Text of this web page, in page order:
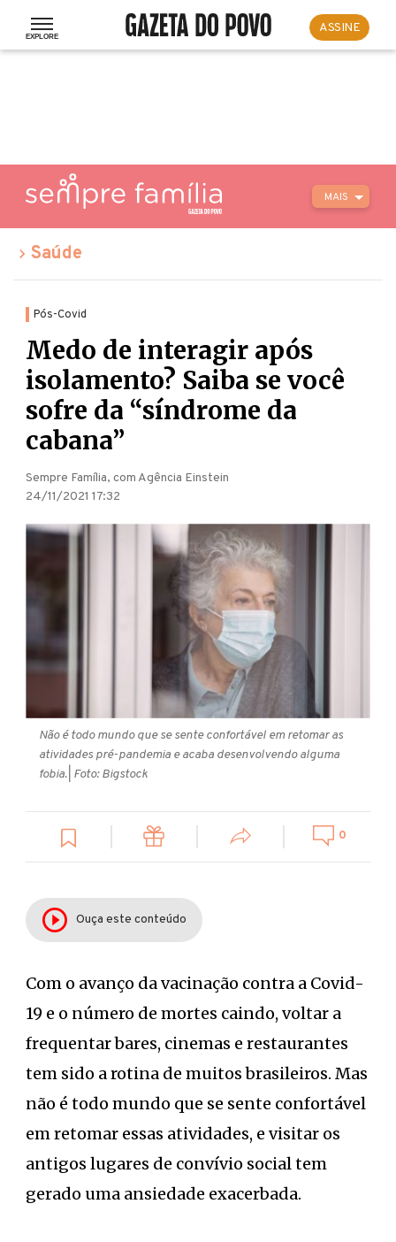
ASSINE
MAIS
Saúde
Pós-Covid
Medo de interagir após
isolamento? Saiba se você
sofre da “síndrome da
cabana”
Sempre Família, com Agência Einstein
24/11/2021 17:32
Não é todo mundo que se sente confortável em retomar as
atividades pré-pandemia e acaba desenvolvendo alguma
fobia. | Foto: Bigstock
0
Ouça este conteúdo
Com o avanço da vacinação contra a Covid-
19 e o número de mortes caindo, voltar a
frequentar bares, cinemas e restaurantes
tem sido a rotina de muitos brasileiros. Mas
não é todo mundo que se sente confortável
em retomar essas atividades, e visitar os
antigos lugares de convívio social tem
gerado uma ansiedade exacerbada.